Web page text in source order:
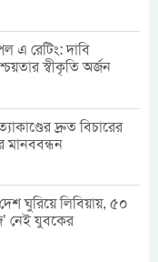
এ রেটিং: দাবি
স্বীকৃতি অর্জন
দ্রুত বিচারের
মানববন্ধন
ঘুরিয়ে লিবিয়ায়, ৫০
নেই যুবকের